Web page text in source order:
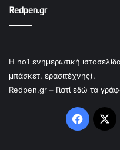
Redpen.gr
Η no1 ενημερωτική
μπάσκετ, ερασιτέχνης).
Redpen.gr – Γιατί εδώ τα
X